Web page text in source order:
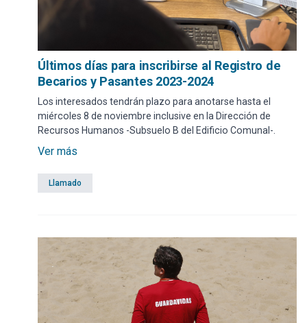
Últimos días para inscribirse al Registro de
Becarios y Pasantes 2023-2024
Los interesados tendrán plazo para anotarse hasta el
miércoles 8 de noviembre inclusive en la Dirección de
Recursos Humanos -Subsuelo B del Edificio Comunal-.
Ver más
Llamado